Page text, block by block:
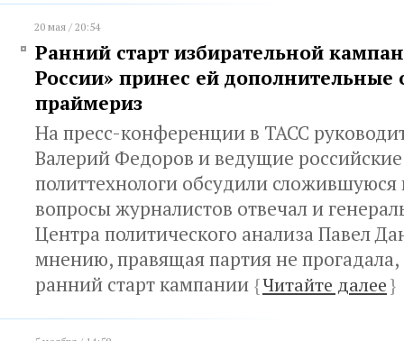
20 мая / 20:54
Ранний старт избирательной
России» принес ей дополнительные
праймериз
На пресс-конференции в ТАСС
Валерий Федоров и ведущие
политтехнологи обсудили сложившуюся
вопросы журналистов отвечал и
Центра политического анализа Павел
мнению, правящая партия не прогадала,
ранний старт кампании {Читайте далее}